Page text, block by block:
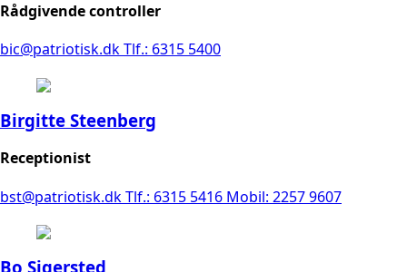
Rådgivende controller
bic@patriotisk.dkTlf.: 6315 5400
Birgitte Steenberg
Receptionist
bst@patriotisk.dkTlf.: 6315 5416 Mobil: 2257 9607
Bo Sigersted